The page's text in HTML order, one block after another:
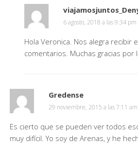
6 agosto, 2018 a las 9:34 pm
Hola Veronica. Nos alegra recibir
comentarios. Muchas gracias por
Gredense
29 noviembre, 2015 a las 7:11 am
Es cierto que se pueden ver todos
muy difícil. Yo soy de Arenas, y he